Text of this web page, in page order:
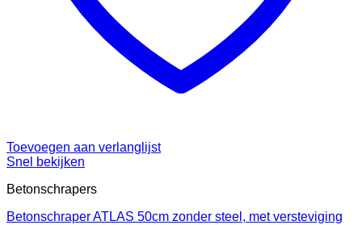
Toevoegen aan verlanglijst
Snel bekijken
Betonschrapers
Betonschraper ATLAS 50cm zonder steel, met versteviging